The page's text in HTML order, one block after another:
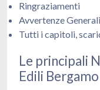
Ringraziamenti
Avvertenze Generali
Tutti i capitoli,
Le principali
Edili